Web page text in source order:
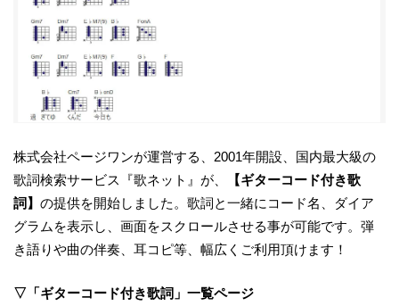
株式会社ページワンが運営する、2001年開設、国内最大級の
歌詞検索サービス『歌ネット』が、
【ギターコード付き歌
詞】 の提供を開始しました。歌詞と一緒にコード名、ダイア
グラムを表示し、画面をスクロールさせる事が可能です。弾
き語りや曲の伴奏、耳コピ等、幅広くご利用頂けます！
▽「ギターコード付き歌詞」一覧ページ